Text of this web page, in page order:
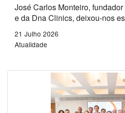
José Carlos Monteiro,
e da Dna Clinics, deixou-nos
21 Julho 2026
Atualidade